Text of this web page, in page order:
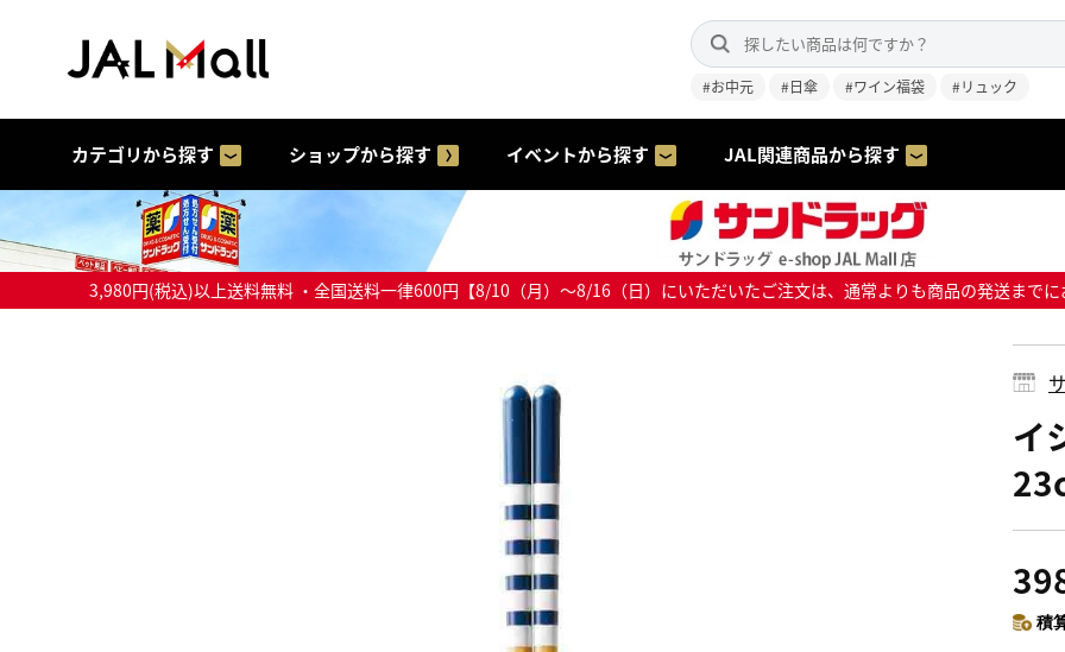
#お中元 #日傘 #ワイン福袋 #リュック
カテゴリから探す ショップから探す イベントから探す JAL関連商品から探す
3,980円(税込)以上送料無料 ・全国送料一律600円【8/10（月）～8/16（日）にいただいたご注文は、通常よりも商品の発送まで
イ
積